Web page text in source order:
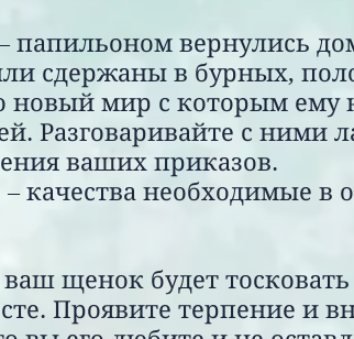
папильоном вернулись
сдержаны в бурных,
мир с которым ему
Разговаривайте с ними
ваших приказов.
качества необходимые
щенок будет
Проявите терпение и